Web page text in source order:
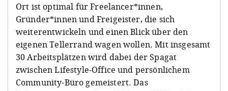
Ort ist optimal für Freelancer*innen,
Gründer*innen und Freigeister, die sich
weiterentwickeln und einen Blick über den
eigenen Tellerrand wagen wollen. Mit insgesamt
30 Arbeitsplätzen wird dabei der Spagat
zwischen Lifestyle-Office und persönlichem
Community-Büro gemeistert. Das